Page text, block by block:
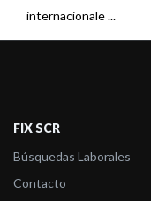
internacionale ...
- Fitch sube las
(Uruguay)
FIX SCR
Búsquedas Laborales
Contacto